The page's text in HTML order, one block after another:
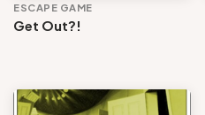
ESCAPE GAME
Get Out?!